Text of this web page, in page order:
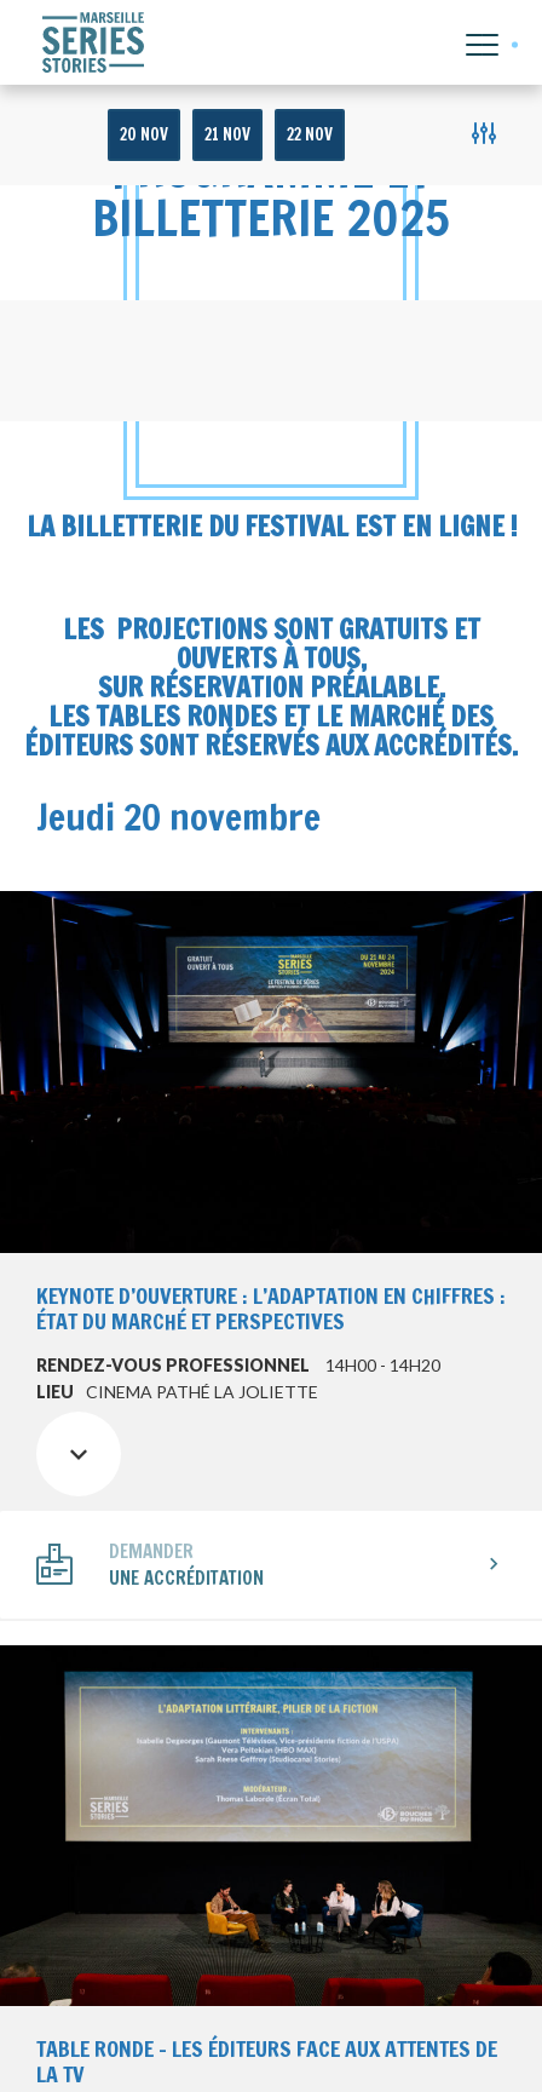
PROGRAMME ET
BILLETTERIE 2025
20 NOV 21 NOV 22 NOV
LA BILLETTERIE DU FESTIVAL EST EN LIGNE !
LES PROJECTIONS SONT GRATUITS ET
OUVERTS À TOUS,
SUR RÉSERVATION PRÉALABLE.
LES TABLES RONDES ET LE MARCHÉ DES
ÉDITEURS SONT RÉSERVÉS AUX ACCRÉDITÉS.
Jeudi 20 novembre
KEYNOTE D’OUVERTURE : L’ADAPTATION EN CHIFFRES :
ÉTAT DU MARCHÉ ET PERSPECTIVES
RENDEZ-VOUS PROFESSIONNEL
14H00 - 14H20
LIEU
CINEMA PATHÉ LA JOLIETTE
DEMANDER
UNE ACCRÉDITATION
TABLE RONDE – LES ÉDITEURS FACE AUX ATTENTES DE
LA TV